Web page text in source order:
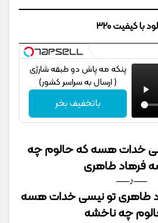
با کیفیت 320
پنکه مه پاش دو طبقه شارژی
( ارسال به سراسر کشور)
باتخفیف بخر
خدات هسه که حالوم چه
فرهاد طاهری
──♪──
طاهری تو نیسی خدات هسه
چه ناخشه